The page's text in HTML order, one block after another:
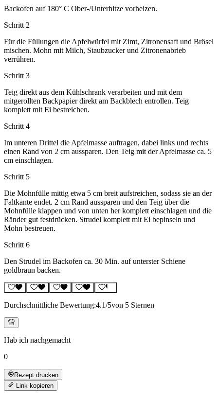
Backofen auf 180° C Ober-/Unterhitze vorheizen.
Schritt 2
Für die Füllungen die Apfelwürfel mit Zimt, Zitronensaft und Brösel
mischen. Mohn mit Milch, Staubzucker und Zitronenabrieb
verrühren.
Schritt 3
Teig direkt aus dem Kühlschrank verarbeiten und mit dem
mitgerollten Backpapier direkt am Backblech entrollen. Teig
komplett mit Ei bestreichen.
Schritt 4
Im unteren Drittel die Apfelmasse auftragen, dabei links und rechts
einen Rand von 2 cm aussparen. Den Teig mit der Apfelmasse ca. 5
cm einschlagen.
Schritt 5
Die Mohnfülle mittig etwa 5 cm breit aufstreichen, sodass sie an der
Faltkante endet. 2 cm Rand aussparen und den Teig über die
Mohnfülle klappen und von unten her komplett einschlagen und die
Ränder gut festdrücken. Strudel komplett mit Ei bepinseln und
Mohn bestreuen.
Schritt 6
Den Strudel im Backofen ca. 30 Min. auf unterster Schiene
goldbraun backen.
Durchschnittliche Bewertung:4.1/5von 5 Sternen
Hab ich nachgemacht
0
Rezept drucken
Link kopieren